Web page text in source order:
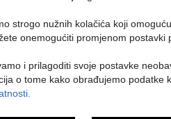
Zaštitnici za stopala za karate i taekwondo, službeni KTA za natjecanja, štitnici za borilačka stopala, oprema za udaranje i kutije za stopala za taekwondo
strogo nužnih kolačića koji
onemogućiti promjenom postavki
i prilagoditi svoje postavke
o tome kako obrađujemo podatke